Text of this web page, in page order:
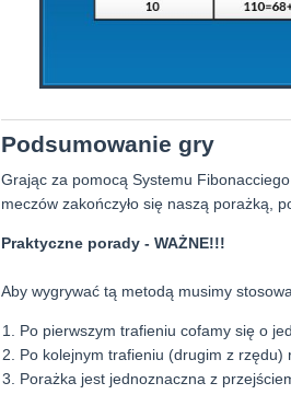
Podsumowanie gry
Grając za pomocą Systemu
meczów zakończyło się naszą porażką,
Praktyczne porady - WAŻNE!!!
Aby wygrywać tą metodą musimy
Po pierwszym trafieniu cofamy się o
Po kolejnym trafieniu (drugim z
Porażka jest jednoznaczna z